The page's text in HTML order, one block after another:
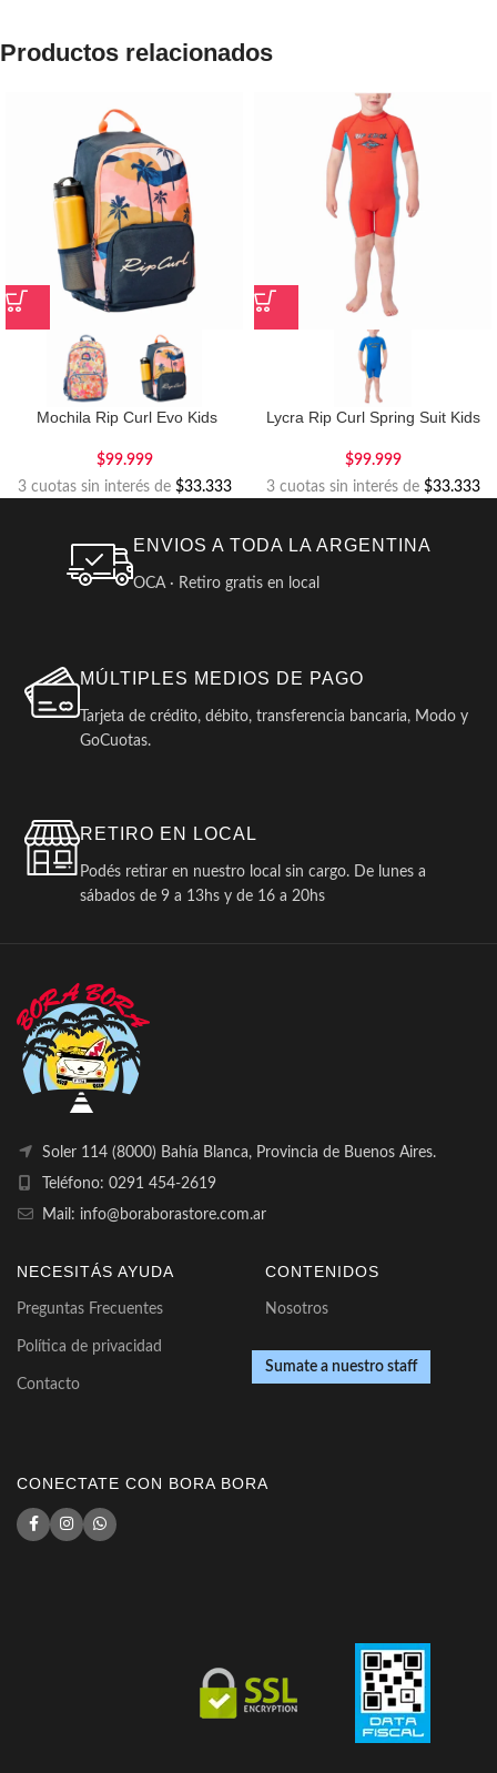
Productos relacionados
Mochila Rip Curl Evo Kids
$99.999
3 cuotas sin interés de $33.333
Lycra Rip Curl Spring Suit Kids
$99.999
3 cuotas sin interés de $33.333
ENVIOS A TODA LA ARGENTINA
OCA · Retiro gratis en local
MÚLTIPLES MEDIOS DE PAGO
Tarjeta de crédito, débito, transferencia bancaria, Modo y
GoCuotas.
RETIRO EN LOCAL
Podés retirar en nuestro local sin cargo. De lunes a
sábados de 9 a 13hs y de 16 a 20hs
Soler 114 (8000) Bahía Blanca, Provincia de Buenos Aires.
Teléfono: 0291 454-2619
Mail: info@boraborastore.com.ar
NECESITÁS AYUDA
Preguntas Frecuentes
Política de privacidad
Contacto
CONTENIDOS
Nosotros
Sumate a nuestro staff
CONECTATE CON BORA BORA